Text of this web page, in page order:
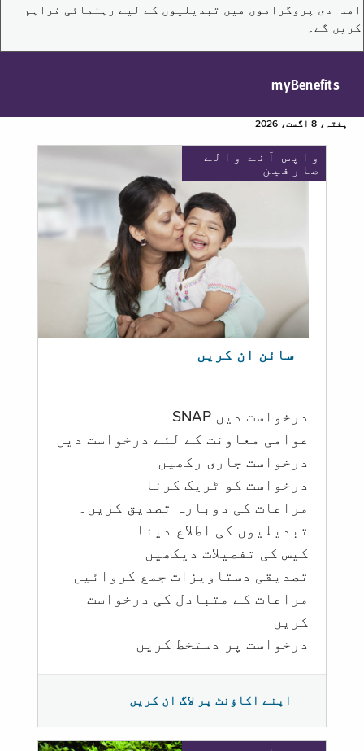
امدادی پروگراموں میں تبدیلیوں کے لیے رہنمائی فراہم
کریں گے۔
myBenefits
ہفتہ، 8 اگست، 2026
واپس آنے والے
صارفین
سائن ان کریں
درخواست دیں SNAP
عوامی معاونت کے لئے درخواست دیں
درخواست جاری رکھیں
درخواست کو ٹریک کرنا
مراعات کی دوبارہ تصدیق کریں۔
تبدیلیوں کی اطلاع دینا
کیس کی تفصیلات دیکھیں
تصدیقی دستاویزات جمع کروائیں
مراعات کے متبادل کی درخواست
کریں
درخواست پر دستخط کریں
اپنے اکاؤنٹ پر لاگ ان کریں